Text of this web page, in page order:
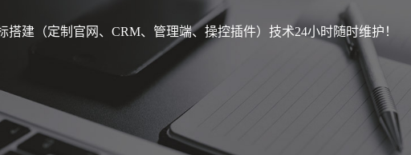
搭建（定制官网、CRM、管理端、操控插件）技术24小时随时维护！